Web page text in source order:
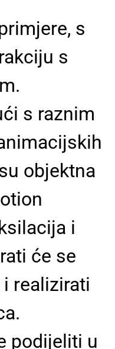
s
s
s raznim
objektna
i
će se
realizirati
podijeliti u